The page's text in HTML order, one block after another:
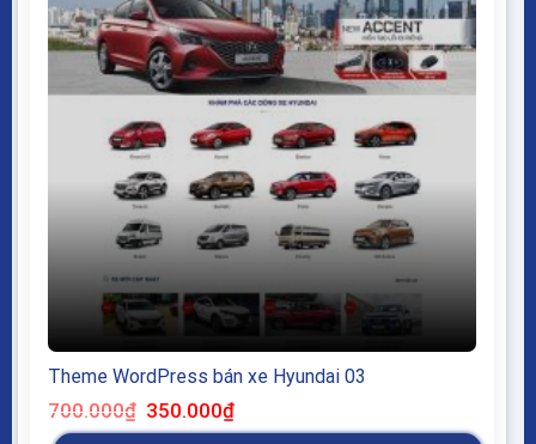
Theme WordPress bán xe Hyundai 03
700.000₫ Giá
gốc
là:
350.000₫Giá
tại